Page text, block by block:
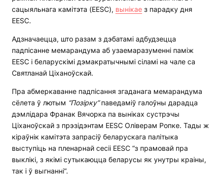
сацыяльнага камітэта (EESC), вынікае з парадку дня
EESC.
Адзначаецца, што разам з дэбатамі адбудзецца
падпісанне мемарандума аб узаемаразуменні паміж
EESC і беларускімі дэмакратычнымі сіламі на чале са
Святланай Ціханоўскай.
Пра абмеркаванне падпісання згаданага мемарандума
сёлета ў лютым “Позірку”паведаміў галоўны дарадца
дэмлідара Франак Вячорка па выніках сустрэчы
Ціханоўскай з прэзідэнтам EESC Оліверам Ропке. Тады ж
кіраўнік камітэта запрасіў беларускага палітыка
выступіць на пленарнай сесіі EESC “з прамовай пра
выклікі, з якімі сутыкаюцца беларусы як унутры краіны,
так і ў выгнанні”.